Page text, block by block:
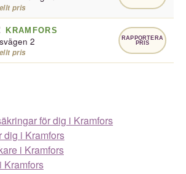
pris
KRAMFORS
2
pris
RAPPORTERA
PRIS
för dig i Kramfors
dig i Kramfors
i Kramfors
Kramfors